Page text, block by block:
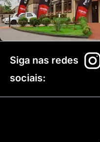
Siga nas redes
sociais: